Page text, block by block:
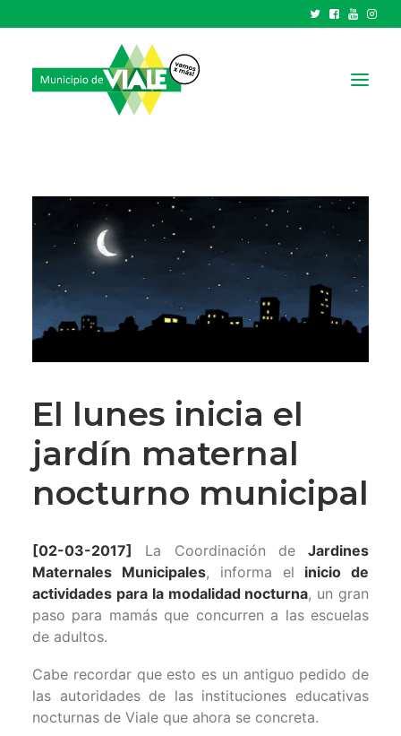
GOBIERNO
TRÁMITES Y SERVICIOS
CIUDAD
PARQUE INDUSTRIAL
El lunes inicia el
jardín maternal
nocturno municipal
[02-03-2017] La Coordinación de Jardines
Maternales Municipales, informa el inicio de
actividades para la modalidad nocturna, un gran
paso para mamás que concurren a las escuelas
de adultos.
Cabe recordar que esto es un antiguo pedido de
las autoridades de las instituciones educativas
nocturnas de Viale que ahora se concreta.